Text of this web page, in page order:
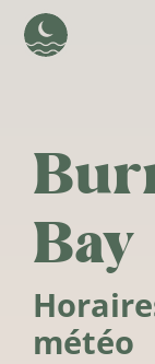
Bay
météo